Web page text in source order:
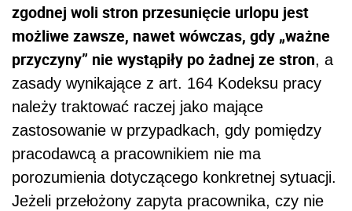
zgodnej woli stron przesunięcie urlopu jest
możliwe zawsze, nawet wówczas, gdy „ważne
przyczyny” nie wystąpiły po żadnej ze stron, a
zasady wynikające z art. 164 Kodeksu pracy
należy traktować raczej jako mające
zastosowanie w przypadkach, gdy pomiędzy
pracodawcą a pracownikiem nie ma
porozumienia dotyczącego konkretnej sytuacji.
Jeżeli przełożony zapyta pracownika, czy nie